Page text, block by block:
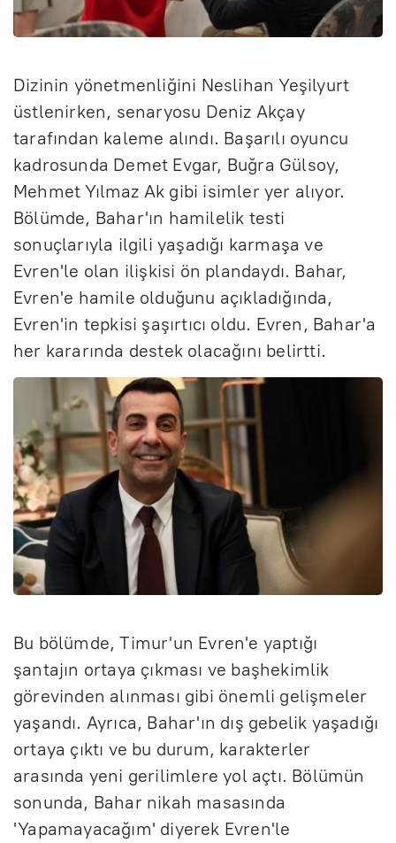
Dizinin yönetmenliğini Neslihan Yeşilyurt
üstlenirken, senaryosu Deniz Akçay
tarafından kaleme alındı. Başarılı oyuncu
kadrosunda Demet Evgar, Buğra Gülsoy,
Mehmet Yılmaz Ak gibi isimler yer alıyor.
Bölümde, Bahar'ın hamilelik testi
sonuçlarıyla ilgili yaşadığı karmaşa ve
Evren'le olan ilişkisi ön plandaydı. Bahar,
Evren'e hamile olduğunu açıkladığında,
Evren'in tepkisi şaşırtıcı oldu. Evren, Bahar'a
her kararında destek olacağını belirtti.
Bu bölümde, Timur'un Evren'e yaptığı
şantajın ortaya çıkması ve başhekimlik
görevinden alınması gibi önemli gelişmeler
yaşandı. Ayrıca, Bahar'ın dış gebelik yaşadığı
ortaya çıktı ve bu durum, karakterler
arasında yeni gerilimlere yol açtı. Bölümün
sonunda, Bahar nikah masasında
'Yapamayacağım' diyerek Evren'le